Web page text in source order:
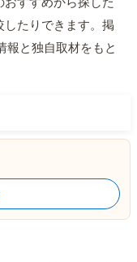
したりできます。掲
報と独自取材をもと